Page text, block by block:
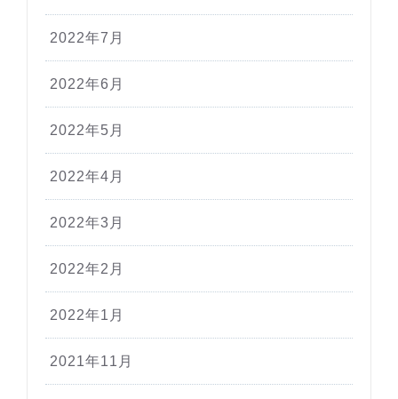
2022年7月
2022年6月
2022年5月
2022年4月
2022年3月
2022年2月
2022年1月
2021年11月